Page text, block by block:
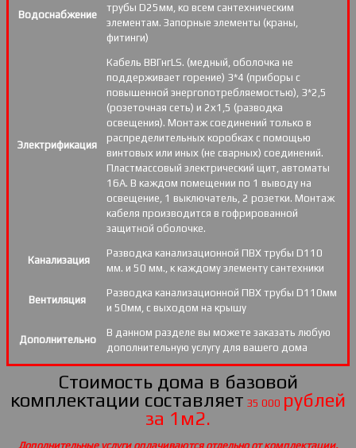
Водоснабжение
трубы D25мм, ко всем сантехническим
элементам. Запорные элементы (краны,
фитинги)
Электрификация
Кабель ВВГнгLS. (медный, оболочка не
поддерживает горение) 3*4 (приборы с
повышенной энергопотребляемостью), 3*2,5
(розеточная сеть) и 2х1,5 (разводка
освещения). Монтаж соединений только в
распределительных коробках с помощью
винтовых или иных (не сварных) соединений.
Пластмассовый электрический щит, автоматы
16А. В каждом помещении по 1 выводу на
освещение, 1 выключатель, 2 розетки. Монтаж
кабеля производится в гофрированной
защитной оболочке.
Канализация
Разводка канализационной ПВХ трубы D110
мм. и 50 мм., к каждому элементу сантехники
Вентиляция
Разводка канализационной ПВХ трубы D110мм
и 50мм, с выходом на крышу
Дополнительно
В данном разделе вы можете заказать любую
дополнительную услугу для вашего дома
Стоимость дома в базовой
комплектации составляет 35 000 рублей
за 1м2.
Дополнительные услуги оплачиваются отдельно от комплектации.